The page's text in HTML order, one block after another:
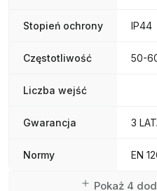
Stopień ochrony IP44
Częstotliwość 50-
Liczba wejść
Gwarancja 3
Normy EN
Pokaż 4